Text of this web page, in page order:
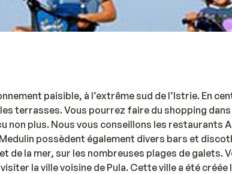
paisible, à l’extrême sud de l’Istrie. En
terrasses. Vous pourrez faire du shopping dans
non plus. Nous vous conseillons les restaurants
possèdent également divers bars et
de la mer, sur les nombreuses plages de galets.
la ville voisine de Pula. Cette ville a été créée